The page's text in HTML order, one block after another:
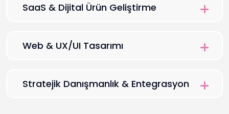
Medya
SaaS & Dijital Ürün Geliştirme
Web & UX/UI Tasarımı
Stratejik Danışmanlık & Entegrasyon